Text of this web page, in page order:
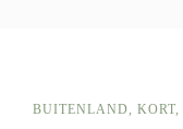
BUITENLAND, KORT,